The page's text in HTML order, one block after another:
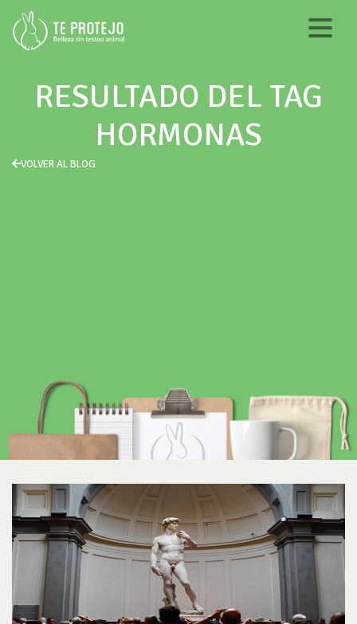
RESULTADO DEL TAG
HORMONAS
VOLVER AL BLOG